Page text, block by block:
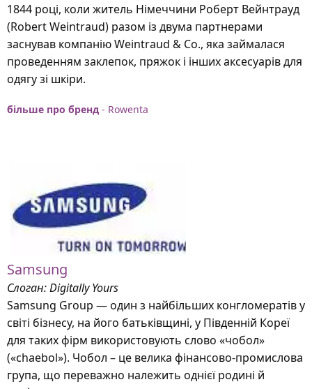
1844 році, коли житель Німеччини Роберт Вейнтрауд
(Robert Weintraud) разом із двума партнерами
заснував компанію Weintraud & Co., яка займалася
проведенням заклепок, пряжок і інших аксесуарів для
одягу зі шкіри.
більше про бренд - Rowenta
Samsung
Слоган: Digitally Yours
Samsung Group — один з найбільших конгломератів у
світі бізнесу, на його батьківщині, у Південній Кореї
для таких фірм використовують слово «чобол»
(«chaebol»). Чобол – це велика фінансово-промислова
група, що переважно належить однієї родині й